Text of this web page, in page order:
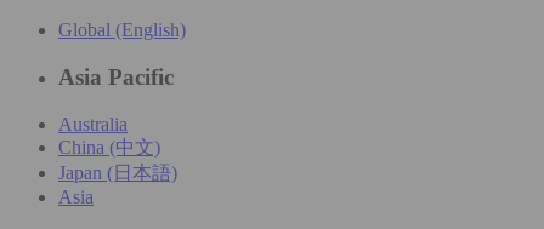
Global (English)
Asia Pacific
Australia
China (中文)
Japan (日本語)
Asia